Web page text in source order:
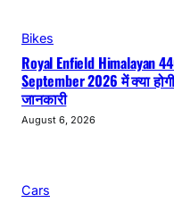
Bikes
Royal Enfield Himalayan
September 2026 में क्या
जानकारी
August 6, 2026
Cars